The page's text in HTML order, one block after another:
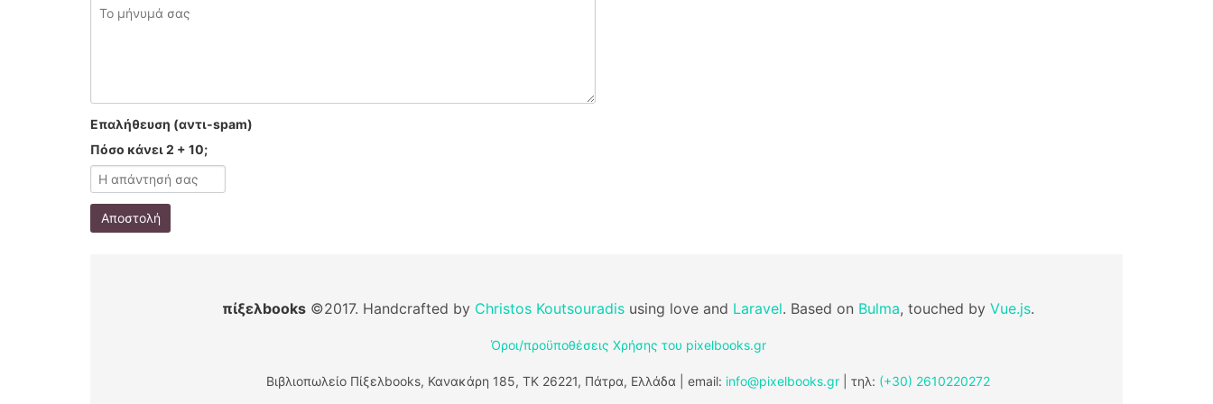
Επαλήθευση (αντι-spam)
Πόσο κάνει 2 + 10;
Αποστολή
πίξελbooks ©2017. Handcrafted by Christos Koutsouradis using love and Laravel. Based on Bulma, touched by Vue.js.
Όροι/προϋποθέσεις Χρήσης του pixelbooks.gr
Βιβλιοπωλείο Πίξελbooks, Κανακάρη 185, ΤΚ 26221, Πάτρα, Ελλάδα | email: info@pixelbooks.gr | τηλ: (+30) 2610220272